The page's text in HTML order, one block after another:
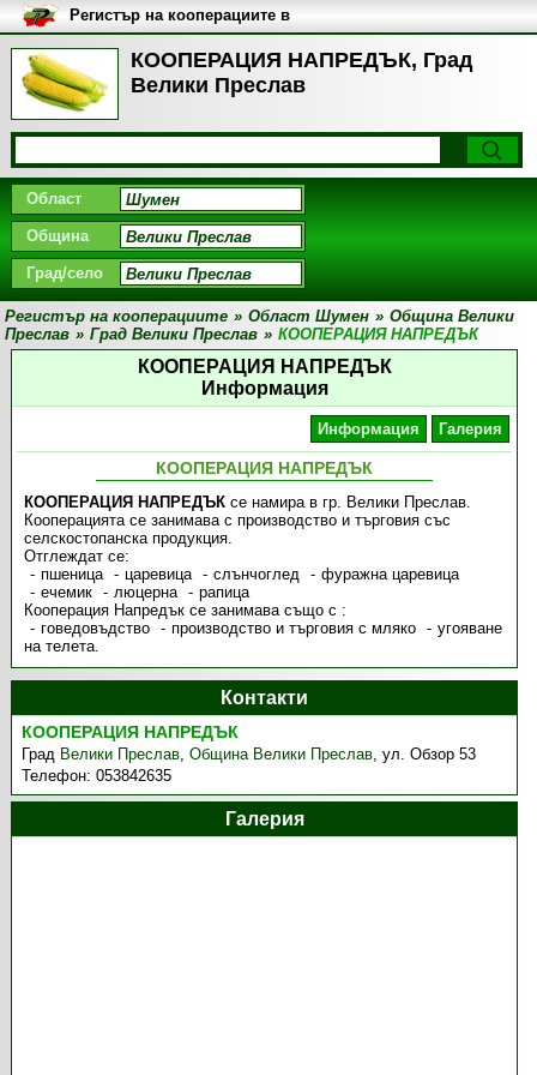
КООПЕРАЦИЯ НАПРЕДЪК, Град
Велики Преслав
Регистър на кооперациите в
България
Област
Община
Град/село
Регистър на кооперациите » Област Шумен » Община Велики
Преслав » Град Велики Преслав » КООПЕРАЦИЯ НАПРЕДЪК
КООПЕРАЦИЯ НАПРЕДЪК
Информация
Информация Галерия
КООПЕРАЦИЯ НАПРЕДЪК
КООПЕРАЦИЯ НАПРЕДЪКсе намира в гр. Велики Преслав.
Кооперацията се занимава с производство и търговия със
селскостопанска продукция.
Отглеждат се:
пшеница
царевица слънчоглед
фуражна царевица
ечемик
люцерна
рапица
Кооперация Напредък се занимава също с :
говедовъдство
производство и търговия с мляко
угояване
на телета.
Контакти
КООПЕРАЦИЯ НАПРЕДЪК
Град Велики Преслав,Община Велики Преслав,ул. Обзор 53
Телефон:053842635
Галерия